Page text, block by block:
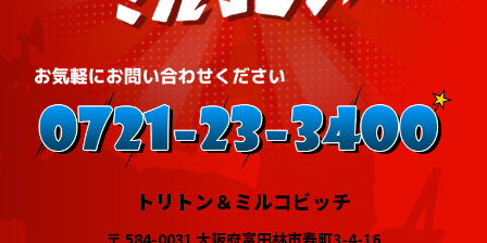
トリトン＆ミルコビッチ
〒 584-0031 大阪府富田林市寿町3-4-16